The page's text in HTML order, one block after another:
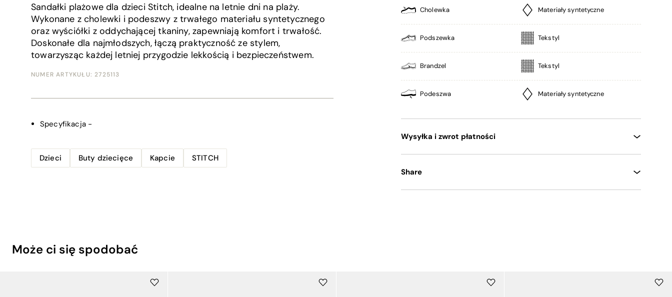
Sandałki plażowe dla dzieci Stitch, idealne na letnie dni na plaży.
Wykonane z cholewki i podeszwy z trwałego materiału syntetycznego
oraz wyściółki z oddychającej tkaniny, zapewniają komfort i trwałość.
Doskonałe dla najmłodszych, łączą praktyczność ze stylem,
towarzysząc każdej letniej przygodzie lekkością i bezpieczeństwem.
NUMER ARTYKUŁU: 2725113
Specyfikacja-
Dzieci Buty dziecięce Kapcie STITCH
Cholewka Materiały syntetyczne
Podszewka Tekstyl
Brandzel Tekstyl
Podeszwa Materiały syntetyczne
Wysyłka i zwrot płatności
Share
Może ci się spodobać